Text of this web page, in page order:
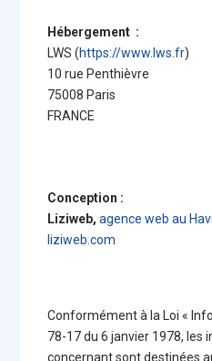
Hébergement :
LWS (https://www.lws.fr)
10 rue Penthièvre
75008 Paris
FRANCE
Conception :
Liziweb,agence web au
liziweb.com
Conformément à la Loi «
78-17 du 6 janvier 1978, les
concernant sont destinées